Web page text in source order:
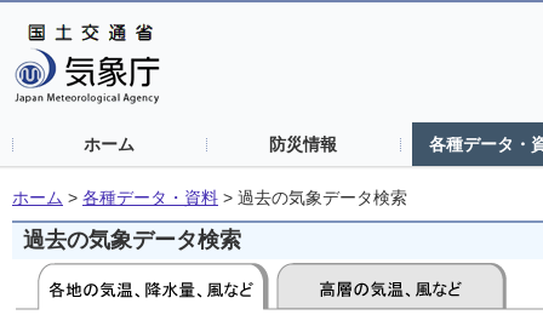
ホーム 防災情報 各種データ・
ホーム > 各種データ・資料 > 過去の気象データ検索
過去の気象データ検索